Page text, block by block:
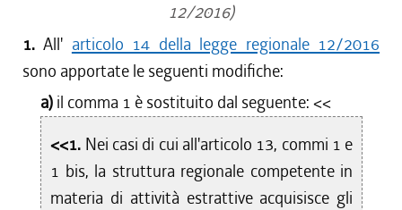
12/2016)
1.All' articolo 14 della legge regionale 12/2016
sono apportate le seguenti modifiche:
a) il comma 1 è sostituito dal seguente: <<
<<1. Nei casi di cui all'articolo 13, commi 1 e
1 bis, la struttura regionale competente in
materia di attività estrattive acquisisce gli